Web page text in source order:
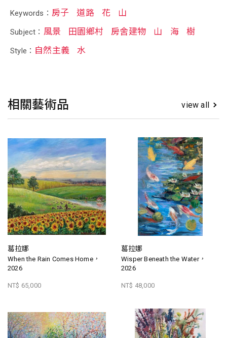
Keywords： 房子 道路 花 山
Subject： 風景 田園鄉村 房舍建物 山 海 樹
Style： 自然主義 水
相關藝術品 view all
葛拉娜
When the Rain Comes Home，
2026
NT$ 65,000
葛拉娜
Wisper Beneath the Water，
2026
NT$ 48,000